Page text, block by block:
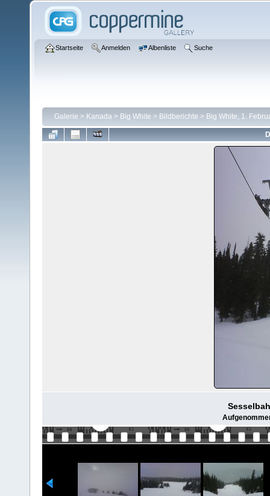
Startseite Anmelden Albenliste Suche
Galerie > Kanada > Big White > Bildberichte > Big White, 1.